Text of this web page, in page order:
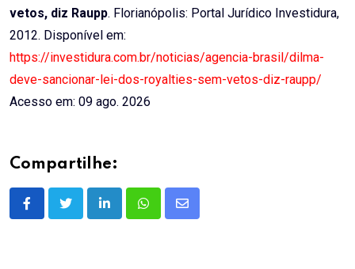
vetos, diz Raupp. Florianópolis: Portal Jurídico Investidura,
2012. Disponível em:
https://investidura.com.br/noticias/agencia-brasil/dilma-
deve-sancionar-lei-dos-royalties-sem-vetos-diz-raupp/
Acesso em: 09 ago. 2026
Compartilhe:
LinkedInWhatsappShare